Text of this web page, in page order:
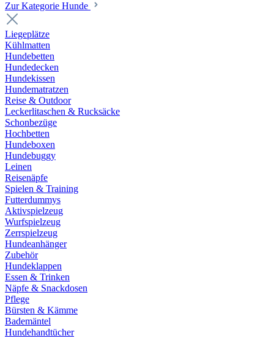
Zur Kategorie Hunde
Liegeplätze
Kühlmatten
Hundebetten
Hundedecken
Hundekissen
Hundematratzen
Reise & Outdoor
Leckerlitaschen & Rucksäcke
Schonbezüge
Hochbetten
Hundeboxen
Hundebuggy
Leinen
Reisenäpfe
Spielen & Training
Futterdummys
Aktivspielzeug
Wurfspielzeug
Zerrspielzeug
Hundeanhänger
Zubehör
Hundeklappen
Essen & Trinken
Näpfe & Snackdosen
Pflege
Bürsten & Kämme
Bademäntel
Hundehandtücher